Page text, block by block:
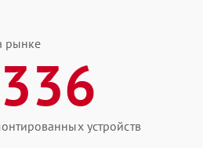
рынке
устройств